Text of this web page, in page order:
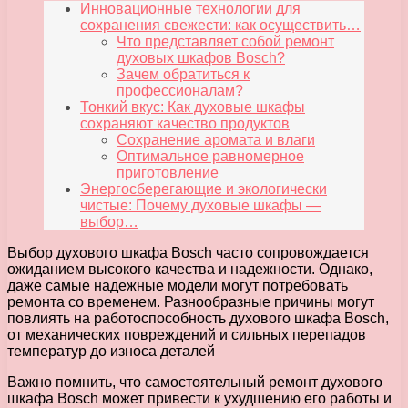
Инновационные технологии для
сохранения свежести: как осуществить…
Что представляет собой ремонт
духовых шкафов Bosch?
Зачем обратиться к
профессионалам?
Тонкий вкус: Как духовые шкафы
сохраняют качество продуктов
Сохранение аромата и влаги
Оптимальное равномерное
приготовление
Энергосберегающие и экологически
чистые: Почему духовые шкафы —
выбор…
Выбор духового шкафа Bosch часто сопровождается
ожиданием высокого качества и надежности. Однако,
даже самые надежные модели могут потребовать
ремонта со временем. Разнообразные причины могут
повлиять на работоспособность духового шкафа Bosch,
от механических повреждений и сильных перепадов
температур до износа деталей
Важно помнить, что самостоятельный ремонт духового
шкафа Bosch может привести к ухудшению его работы и